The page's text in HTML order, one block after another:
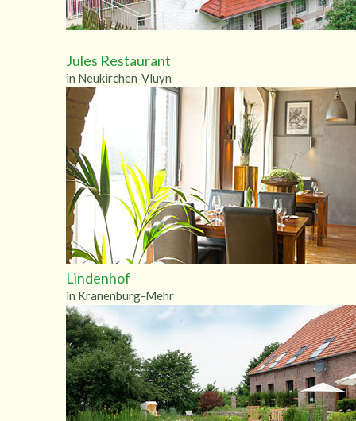
Jules Restaurant
in Neukirchen-Vluyn
Lindenhof
in Kranenburg-Mehr